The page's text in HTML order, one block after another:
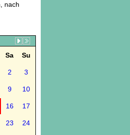
nach
Sa Su
2 3
9 10
16 17
23 24